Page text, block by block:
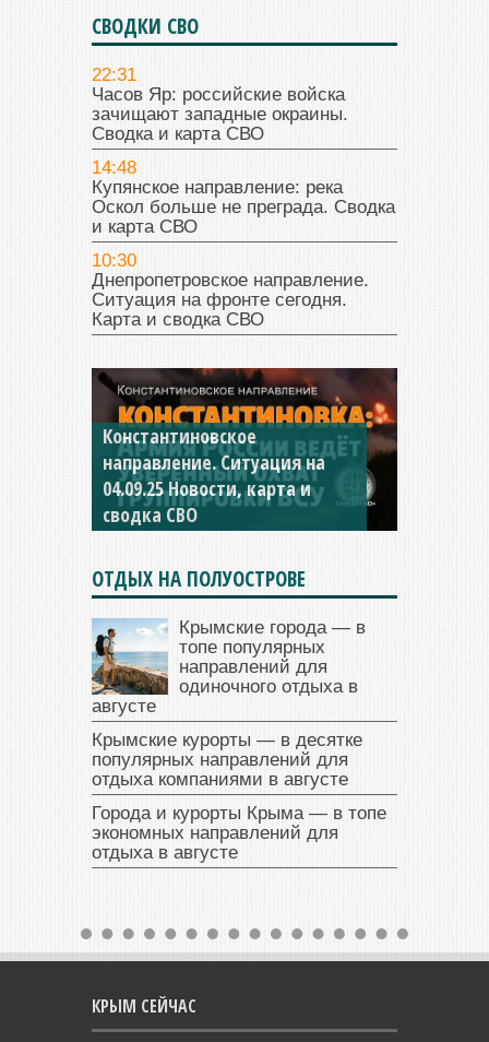
СВОДКИ СВО
22:31
Часов Яр: российские войска
зачищают западные окраины.
Сводка и карта СВО
14:48
Купянское направление: река
Оскол больше не преграда. Сводка
и карта СВО
10:30
Днепропетровское направление.
Ситуация на фронте сегодня.
Карта и сводка СВО
Константиновское
направление. Ситуация на
04.09.25 Новости, карта и
сводка СВО
ОТДЫХ НА ПОЛУОСТРОВЕ
Крымские города — в
топе популярных
направлений для
одиночного отдыха в
августе
Крымские курорты — в десятке
популярных направлений для
отдыха компаниями в августе
Города и курорты Крыма — в топе
экономных направлений для
отдыха в августе
КРЫМ СЕЙЧАС